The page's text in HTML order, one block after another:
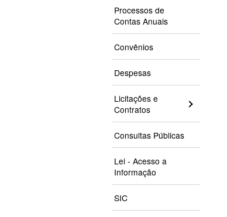
Processos de
Contas Anuais
Convênios
Despesas
Licitações e
Contratos
Consultas Públicas
Lei - Acesso a
Informação
SIC